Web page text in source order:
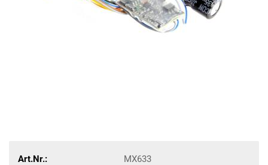
Art.Nr.:
MX633